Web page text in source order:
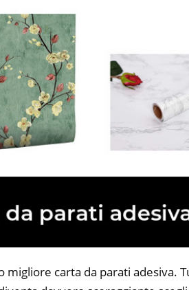
migliore carta da parati adesiva.